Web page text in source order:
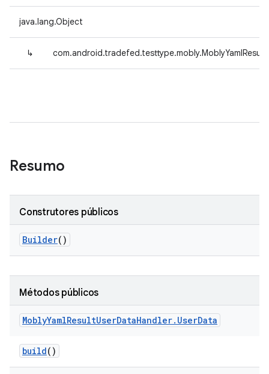
java.lang.Object
↳
Resumo
Construtores públicos
Builder()
Métodos públicos
MoblyYamlResultUserDataHandler. UserData
build()